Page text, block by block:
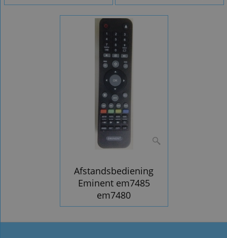
Afstandsbediening
Eminent em7485
em7480